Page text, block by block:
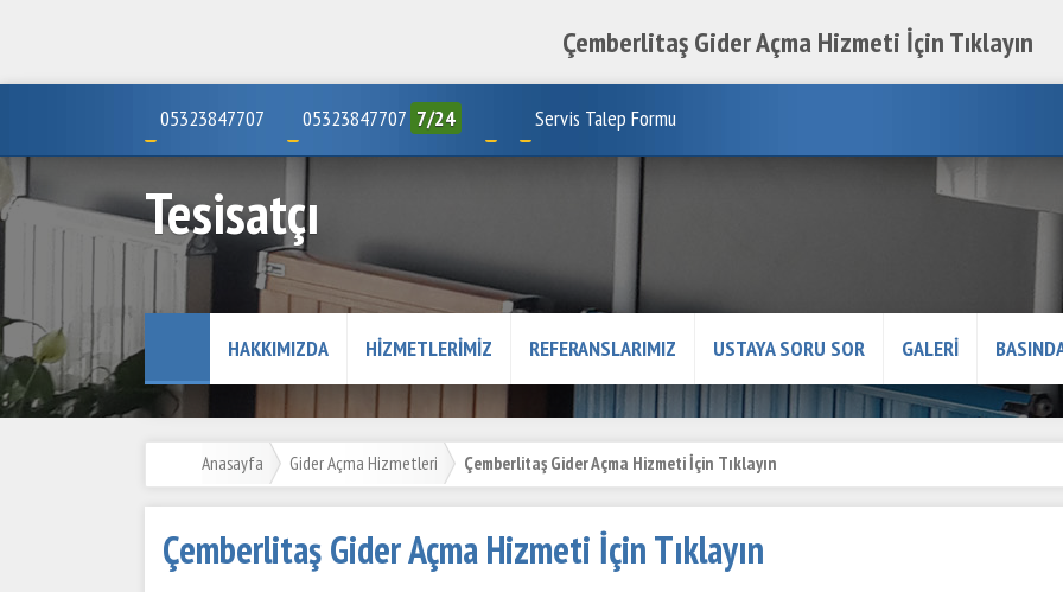
Çemberlitaş Gider Açma Hizmeti İçin Tıklayın
05323847707 05323847707 7/24 Servis Talep Formu
Tesisatçı
HAKKIMIZDA HIZMETLERIMIZ REFERANSLARIMIZ USTAYA SORU SOR GALERİ
Anasayfa Gider Açma Hizmetleri Çemberlitaş Gider Açma Hizmeti İçin Tıklayın
Çemberlitaş Gider Açma Hizmeti İçin Tıklayın